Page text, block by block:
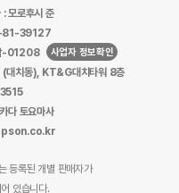
: 모로후시 준
81-39127
-01208
사업자 정보확인
(대치동), KT&G대치타워 8층
다 토요마사
등록된 개별 판매자가
있습니다.